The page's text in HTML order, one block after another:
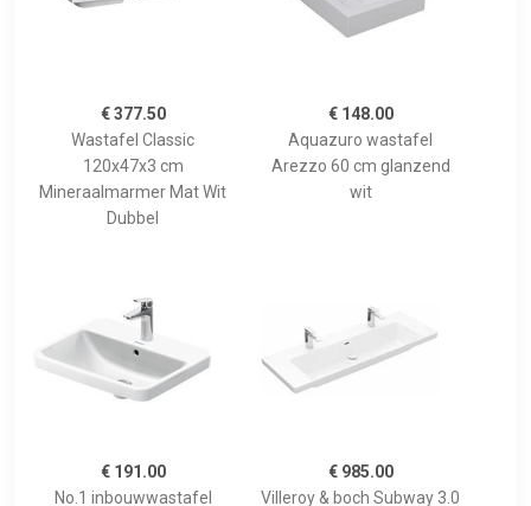
€ 377.50
Wastafel Classic
120x47x3 cm
Mineraalmarmer Mat Wit
Dubbel
€ 148.00
Aquazuro wastafel
Arezzo 60 cm glanzend
wit
€ 191.00
No.1 inbouwwastafel
€ 985.00
Villeroy & boch Subway 3.0